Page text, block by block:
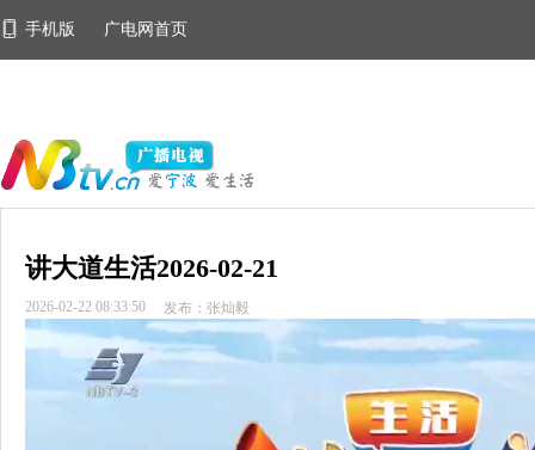
手机版 广电网首页
讲大道生活2026-02-21
2026-02-22 08:33:50 发布：张灿毅